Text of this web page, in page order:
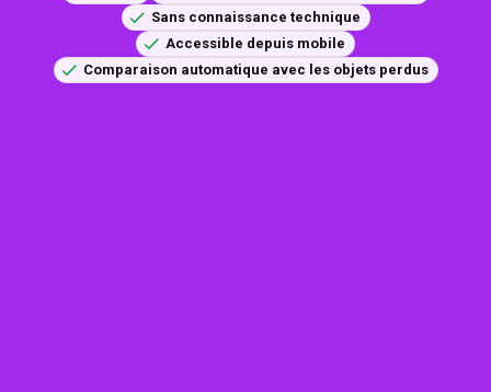
Sans connaissance technique
Accessible depuis mobile
Comparaison automatique avec les objets perdus